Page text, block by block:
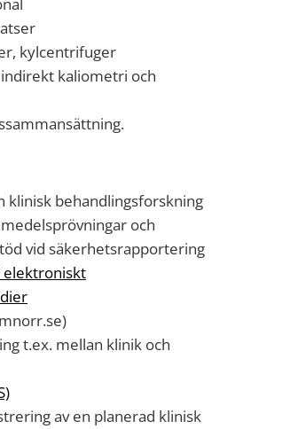
kylcentrifuger
kaliometri och
klinisk behandlingsforskning
och
vid säkerhetsrapportering
elektroniskt
t.ex. mellan klinik och
av en planerad klinisk